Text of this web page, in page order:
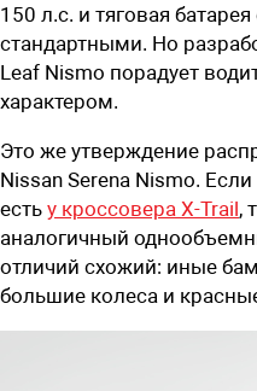
150 л.с. и тяговая
стандартными. Но
Leaf Nismo порадует
характером.
Это же утверждение
Nissan Serena Nismo.
есть у кроссовера X-Trail,
аналогичный
отличий схожий: иные
большие колеса и